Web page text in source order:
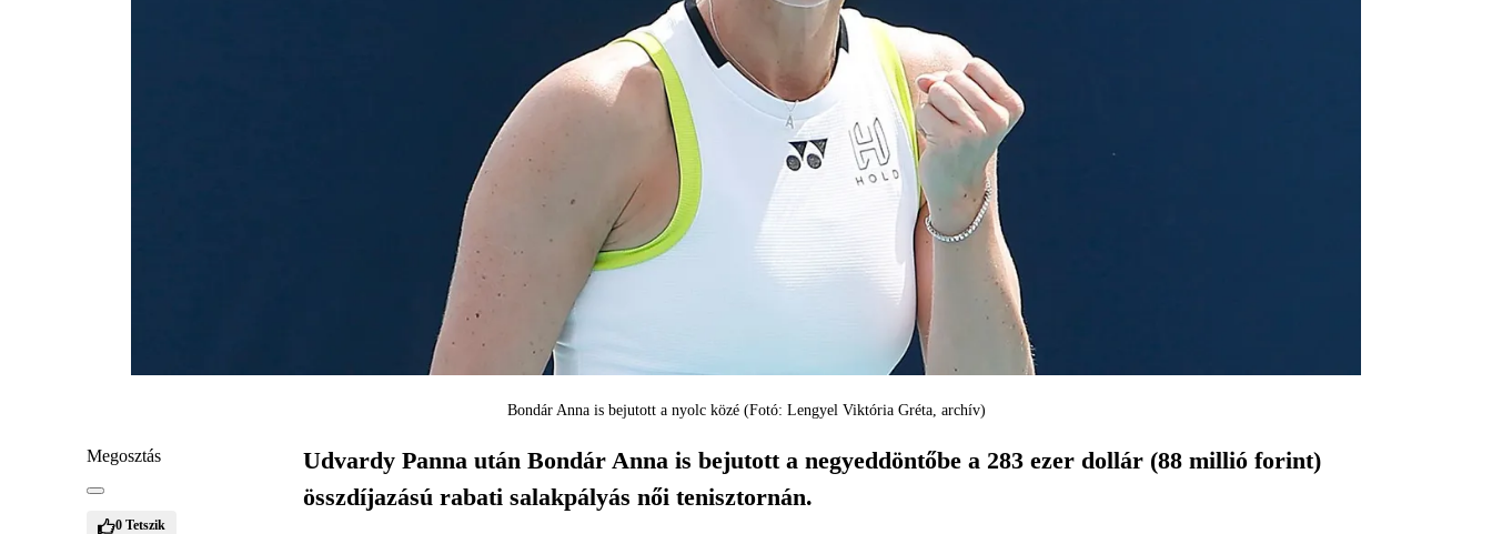
Bondár Anna is bejutott a nyolc közé (Fotó: Lengyel Viktória Gréta, archív)
Megosztás
0 Tetszik
Udvardy Panna után Bondár Anna is bejutott a negyeddöntőbe a 283 ezer dollár (88 millió forint)
összdíjazású rabati salakpályás női tenisztornán.